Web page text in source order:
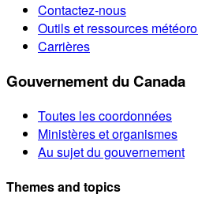
Contactez-nous
Outils et ressources
Carrières
Gouvernement du Canada
Toutes les coordonnées
Ministères et organismes
Au sujet du gouvernement
Themes and topics